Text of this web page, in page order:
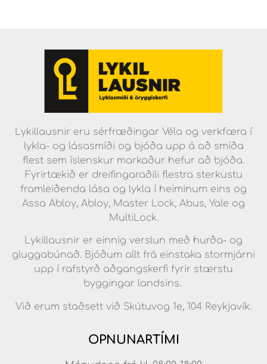
Lykillausnir eru sérfræðingar Véla og verkfæra í
lykla- og lásasmíði og bjóða upp á að smíða
flest sem íslenskur markaður hefur að bjóða.
Fyrirtækið er dreifingaraðili flestra sterkustu
framleiðenda lása og lykla í heiminum eins og
Assa Abloy, Abloy, Master Lock, Abus, Yale og
MultiLock.
Lykillausnir er einnig verslun með hurða- og
gluggabúnað. Bjóðum allt frá einstaka stormjárni
upp í rafstyrð aðgangskerfi fyrir stærstu
byggingar landsins.
Við erum staðsett við Skútuvog 1e, 104 Reykjavík.
OPNUNARTÍMI